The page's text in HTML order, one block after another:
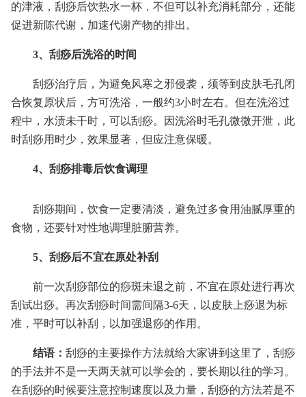
的津液，刮痧后饮热水一杯，不但可以补充消耗部分，还能
促进新陈代谢，加速代谢产物的排出。
3、刮痧后洗浴的时间
刮痧治疗后，为避免风寒之邪侵袭，须等到皮肤毛孔闭
合恢复原状后，方可洗浴，一般约3小时左右。但在洗浴过
程中，水渍未干时，可以刮痧。因洗浴时毛孔微微开泄，此
时刮痧用时少，效果显著，但应注意保暖。
4、刮痧排毒后饮食调理
刮痧期间，饮食一定要清淡，避免过多食用油腻厚重的
食物，还要针对性地调理脏腑营养。
5、刮痧后不宜在原处补刮
前一次刮痧部位的痧斑未退之前，不宜在原处进行再次
刮试出痧。再次刮痧时间需间隔3-6天，以皮肤上痧退为标
准，平时可以补刮，以加强退痧的作用。
结语： 刮痧的主要操作方法就给大家讲到这里了，刮痧
的手法并不是一天两天就可以学会的，要长期以往的学习。
在刮痧的时候要注意控制速度以及力量，刮痧的方法若是不